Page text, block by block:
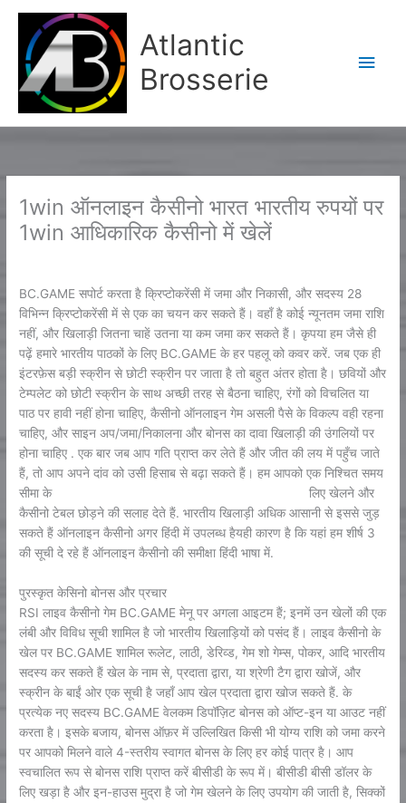
contenu
Atlantic
Brosserie
1win ऑनलाइन कैसीनो भारत भारतीय रुपयों पर
1win आधिकारिक कैसीनो में खेलें
BC.GAME सपोर्ट करता है क्रिप्टोकरेंसी में जमा और निकासी, और सदस्य 28
विभिन्न क्रिप्टोकरेंसी में से एक का चयन कर सकते हैं। वहाँ है कोई न्यूनतम जमा राशि
नहीं, और खिलाड़ी जितना चाहें उतना या कम जमा कर सकते हैं। कृपया हम जैसे ही
पढ़ें हमारे भारतीय पाठकों के लिए BC.GAME के ​​हर पहलू को कवर करें. जब एक ही
इंटरफ़ेस बड़ी स्क्रीन से छोटी स्क्रीन पर जाता है तो बहुत अंतर होता है। छवियों और
टेम्पलेट को छोटी स्क्रीन के साथ अच्छी तरह से बैठना चाहिए, रंगों को विचलित या
पाठ पर हावी नहीं होना चाहिए, कैसीनो ऑनलाइन गेम असली पैसे के विकल्प वही रहना
चाहिए, और साइन अप/जमा/निकालना और बोनस का दावा खिलाड़ी की उंगलियों पर
होना चाहिए . एक बार जब आप गति प्राप्त कर लेते हैं और जीत की लय में पहुँच जाते
हैं, तो आप अपने दांव को उसी हिसाब से बढ़ा सकते हैं। हम आपको एक निश्चित समय
सीमा के
लिए खेलने और
कैसीनो टेबल छोड़ने की सलाह देते हैं. भारतीय खिलाड़ी अधिक आसानी से इससे जुड़
सकते हैं ऑनलाइन कैसीनो अगर हिंदी में उपलब्ध हैयही कारण है कि यहां हम शीर्ष 3
की सूची दे रहे हैं ऑनलाइन कैसीनो की समीक्षा हिंदी भाषा में.
पुरस्कृत केसिनो बोनस और प्रचार
RSI लाइव कैसीनो गेम BC.GAME मेनू पर अगला आइटम हैं; इनमें उन खेलों की एक
लंबी और विविध सूची शामिल है जो भारतीय खिलाड़ियों को पसंद हैं। लाइव कैसीनो के
खेल पर BC.GAME शामिल रूलेट, लाठी, डेरिव्ड, गेम शो गेम्स, पोकर, आदि भारतीय
सदस्य कर सकते हैं खेल के नाम से, प्रदाता द्वारा, या श्रेणी टैग द्वारा खोजें, और
स्क्रीन के बाईं ओर एक सूची है जहाँ आप खेल प्रदाता द्वारा खोज सकते हैं. के
प्रत्येक नए सदस्य BC.GAME वेलकम डिपॉज़िट बोनस को ऑप्ट-इन या आउट नहीं
करता है। इसके बजाय, बोनस ऑफ़र में उल्लिखित किसी भी योग्य राशि को जमा करने
पर आपको मिलने वाले 4-स्तरीय स्वागत बोनस के लिए हर कोई पात्र है। आप
स्वचालित रूप से बोनस राशि प्राप्त करें बीसीडी के रूप में। बीसीडी बीसी डॉलर के
लिए खड़ा है और इन-हाउस मुद्रा है जो गेम खेलने के लिए उपयोग की जाती है, सिक्कों